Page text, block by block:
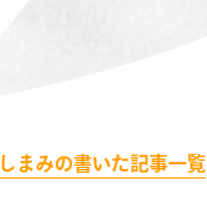
しまみの書いた記事一覧